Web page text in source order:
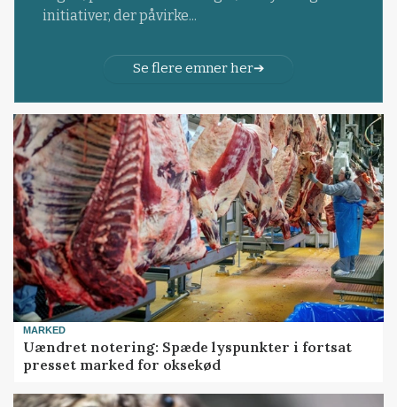
initiativer, der påvirke...
Se flere emner her
MARKED
Uændret notering: Spæde lyspunkter i fortsat
presset marked for oksekød